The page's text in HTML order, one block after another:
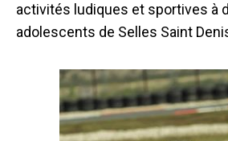
activités ludiques et sportives à
adolescents de Selles Saint